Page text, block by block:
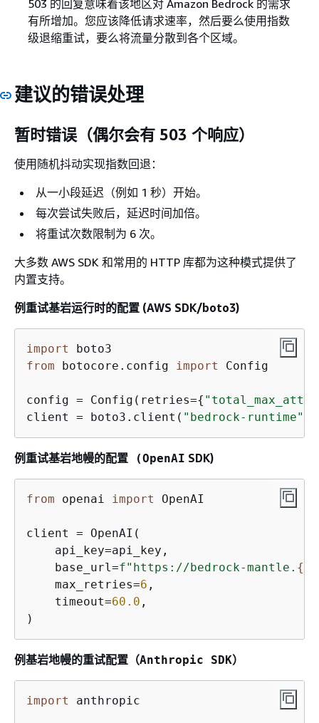
503 的回复意味着该地区对 Amazon Bedrock 的需求
有所增加。您应该降低请求速率，然后要么使用指数
级退缩重试，要么将流量分散到各个区域。
建议的错误处理
暂时错误（偶尔会有 503 个响应）
使用随机抖动实现指数回退：
从一小段延迟（例如 1 秒）开始。
每次尝试失败后，延迟时间加倍。
将重试次数限制为 6 次。
大多数 AWS SDK 和常用的 HTTP 库都为这种模式提供了
内置支持。
例重试基岩运行时的配置 (AWS SDK/boto3)
import
from botocore.config import Config
config = Config(retries={
client = boto3.client( "bedrock-runtime"
例重试基岩地幔的配置 (OpenAI SDK)
from openai import OpenAI
client = OpenAI(
    api_key=api_key,
    base_url=
f"https://bedrock-mantle. {
    max_retries=
6 ,
    timeout=
60.0 ,
)
例基岩地幔的重试配置（Anthropic SDK）
import anthropic